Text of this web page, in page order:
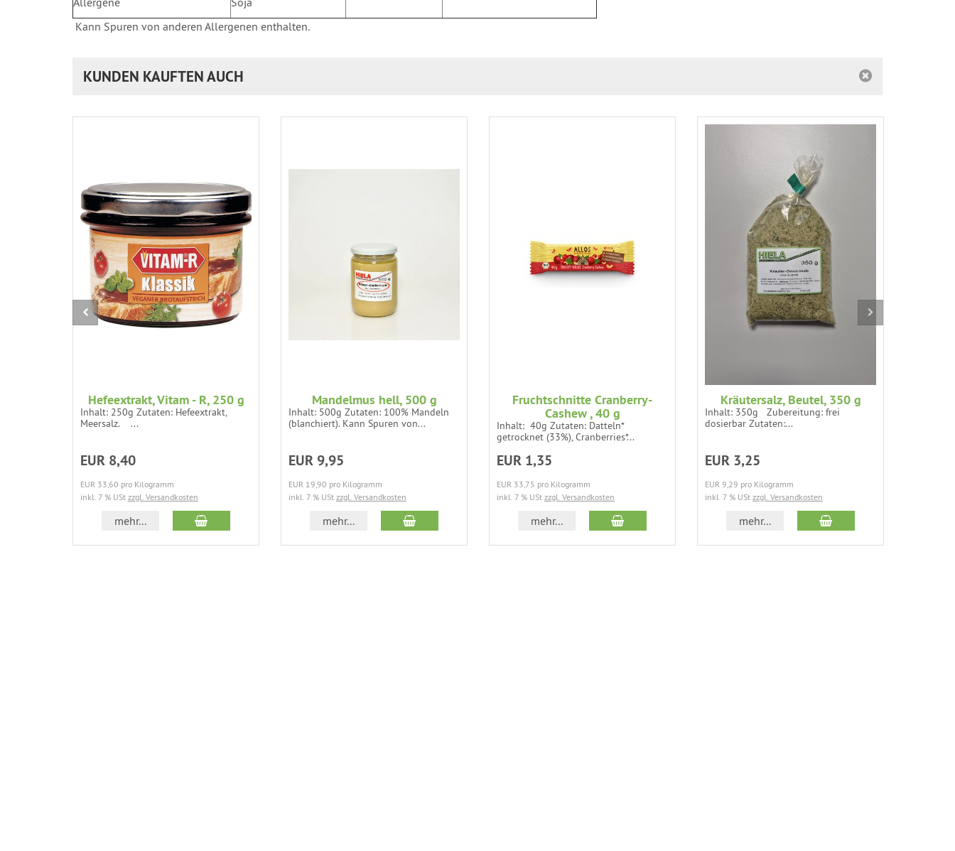
Kann Spuren von anderen Allergenen enthalten.
KUNDEN KAUFTEN AUCH
Hefeextrakt, Vitam - R, 250 g
Inhalt: 250g Zutaten: Hefeextrakt,
Meersalz. ...
EUR 8,40
EUR 33,60 pro Kilogramm
inkl. 7 % USt zzgl. Versandkosten
mehr... In den Warenkorb
Mandelmus hell, 500 g
Inhalt: 500g Zutaten: 100% Mandeln
(blanchiert). Kann Spuren von...
EUR 9,95
EUR 19,90 pro Kilogramm
inkl. 7 % USt zzgl. Versandkosten
mehr... In den Warenkorb
Fruchtschnitte Cranberry-
Cashew , 40 g
Inhalt: 40g Zutaten: Datteln*
getrocknet (33%), Cranberries*...
EUR 1,35
EUR 33,75 pro Kilogramm
inkl. 7 % USt zzgl. Versandkosten
mehr... In den Warenkorb
Kräutersalz, Beutel, 350 g
Inhalt: 350g Zubereitung: frei
dosierbar Zutaten:...
EUR 3,25
EUR 9,29 pro Kilogramm
inkl. 7 % USt zzgl. Versandkosten
mehr... In den Warenkorb